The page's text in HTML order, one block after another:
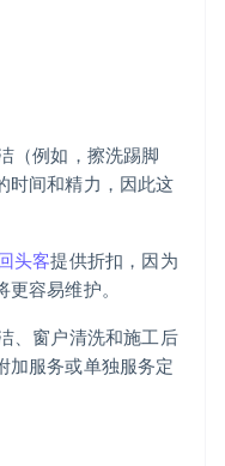
（例如，擦洗踢脚
时间和精力，因此这
头客提供折扣，因为
容易维护。
、窗户清洗和施工后
加服务或单独服务定